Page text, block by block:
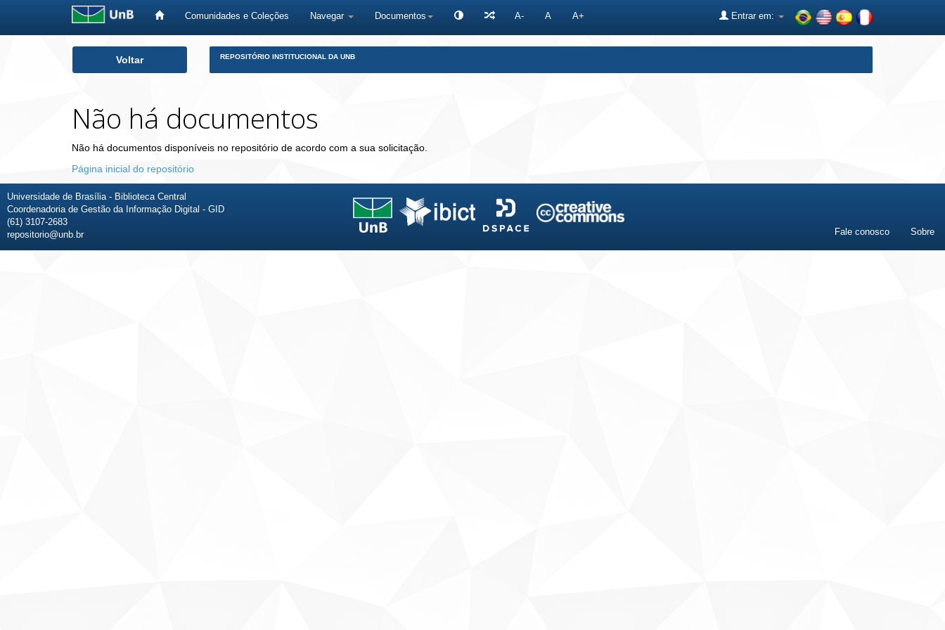
Comunidades e Coleções Navegar Documentos A- A A+ Entrar em:
Voltar REPOSITÓRIO INSTITUCIONAL DA UNB
Não há documentos
Não há documentos disponíveis no repositório de acordo com a sua solicitação.
Página inicial do repositório
Universidade de Brasília - Biblioteca Central
Coordenadoria de Gestão da Informação Digital - GID
(61) 3107-2683
repositorio@unb.br
Fale conosco Sobre